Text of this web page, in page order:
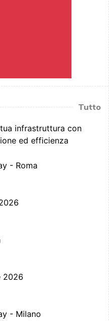
Tutto
infrastruttura con
ed efficienza
- Roma
2026
- Milano